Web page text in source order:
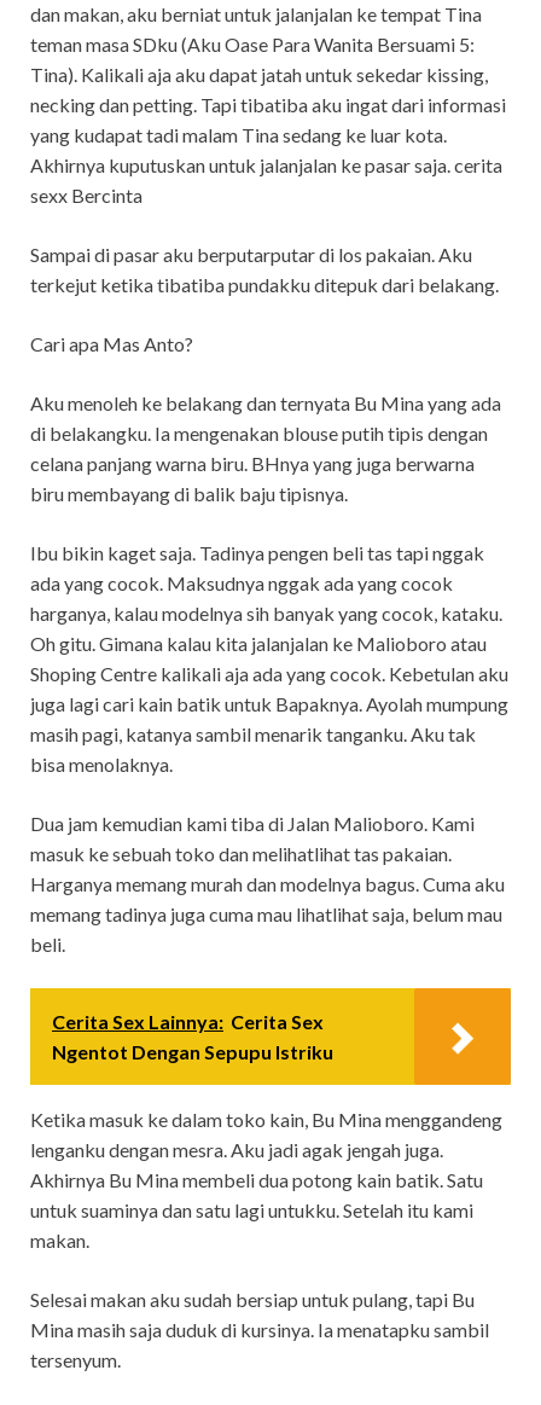
dan makan, aku berniat untuk jalanjalan ke tempat Tina
teman masa SDku (Aku Oase Para Wanita Bersuami 5:
Tina). Kalikali aja aku dapat jatah untuk sekedar kissing,
necking dan petting. Tapi tibatiba aku ingat dari informasi
yang kudapat tadi malam Tina sedang ke luar kota.
Akhirnya kuputuskan untuk jalanjalan ke pasar saja. cerita
sexx Bercinta
Sampai di pasar aku berputarputar di los pakaian. Aku
terkejut ketika tibatiba pundakku ditepuk dari belakang.
Cari apa Mas Anto?
Aku menoleh ke belakang dan ternyata Bu Mina yang ada
di belakangku. Ia mengenakan blouse putih tipis dengan
celana panjang warna biru. BHnya yang juga berwarna
biru membayang di balik baju tipisnya.
Ibu bikin kaget saja. Tadinya pengen beli tas tapi nggak
ada yang cocok. Maksudnya nggak ada yang cocok
harganya, kalau modelnya sih banyak yang cocok, kataku.
Oh gitu. Gimana kalau kita jalanjalan ke Malioboro atau
Shoping Centre kalikali aja ada yang cocok. Kebetulan aku
juga lagi cari kain batik untuk Bapaknya. Ayolah mumpung
masih pagi, katanya sambil menarik tanganku. Aku tak
bisa menolaknya.
Dua jam kemudian kami tiba di Jalan Malioboro. Kami
masuk ke sebuah toko dan melihatlihat tas pakaian.
Harganya memang murah dan modelnya bagus. Cuma aku
memang tadinya juga cuma mau lihatlihat saja, belum mau
beli.
Cerita Sex Lainnya: Cerita Sex
Ngentot Dengan Sepupu Istriku
Ketika masuk ke dalam toko kain, Bu Mina menggandeng
lenganku dengan mesra. Aku jadi agak jengah juga.
Akhirnya Bu Mina membeli dua potong kain batik. Satu
untuk suaminya dan satu lagi untukku. Setelah itu kami
makan.
Selesai makan aku sudah bersiap untuk pulang, tapi Bu
Mina masih saja duduk di kursinya. Ia menatapku sambil
tersenyum.